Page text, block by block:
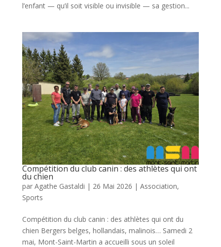
l’enfant — qu’il soit visible ou invisible — sa gestion...
Compétition du club canin : des athlètes qui ont
du chien
par Agathe Gastaldi | 26 Mai 2026 | Association,
Sports
Compétition du club canin : des athlètes qui ont du
chien Bergers belges, hollandais, malinois… Samedi 2
mai, Mont-Saint-Martin a accueilli sous un soleil